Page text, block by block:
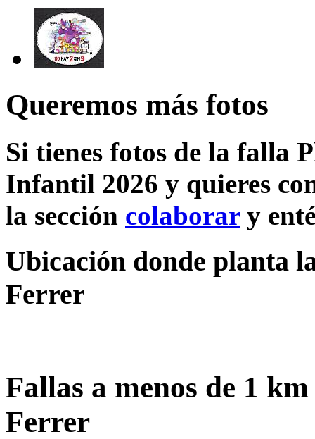
Queremos más fotos
Si tienes fotos de la falla
Infantil 2026 y quieres
la sección colaborary
Ubicación donde planta
Ferrer
Fallas a menos de 1
Ferrer